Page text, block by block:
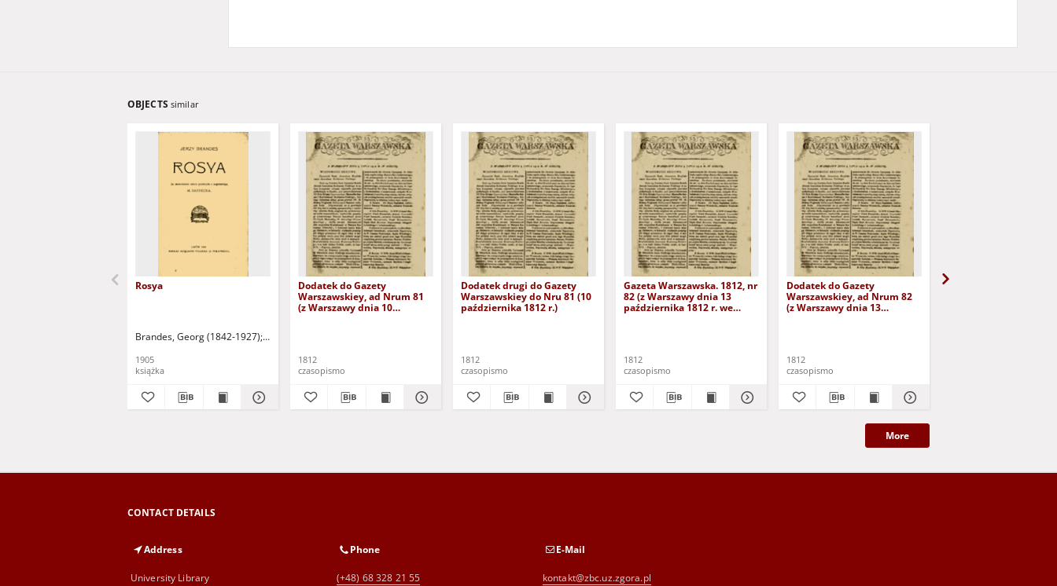
OBJECTS similar
Rosya
Brandes, Georg (1842-1927) Sarnecka, M. - tł.
1905
książka
Dodatek do Gazety
Warszawskiey, ad Nrum 81
(z Warszawy dnia 10
1812
czasopismo
Dodatek drugi do Gazety
Warszawskiey do Nru 81 (10
października 1812 r.)
1812
czasopismo
Gazeta Warszawska. 1812, nr
82 (z Warszawy dnia 13
października 1812 r. we
1812
czasopismo
Dodatek do Gazety
Warszawskiey, ad Nrum 82
(z Warszawy dnia 13
1812
czasopismo
More
CONTACT DETAILS
Address
University Library
Phone
(+48) 68 328 21 55
E-Mail
kontakt@zbc.uz.zgora.pl